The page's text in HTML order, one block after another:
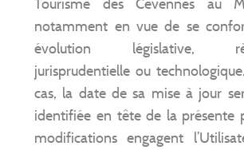
Tourisme des Cévennes au
notamment en vue de se
évolution législative,
jurisprudentielle ou
cas, la date de sa mise à jour
identifiée en tête de la présente
modifications engagent